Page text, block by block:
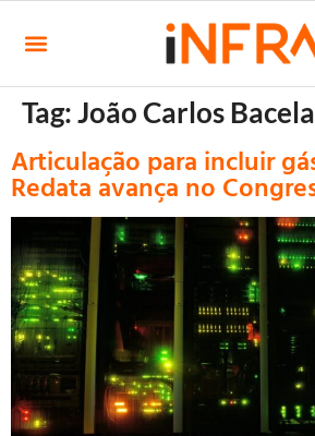
Tag:João Carlos
Articulação para incluir
Redata avança no